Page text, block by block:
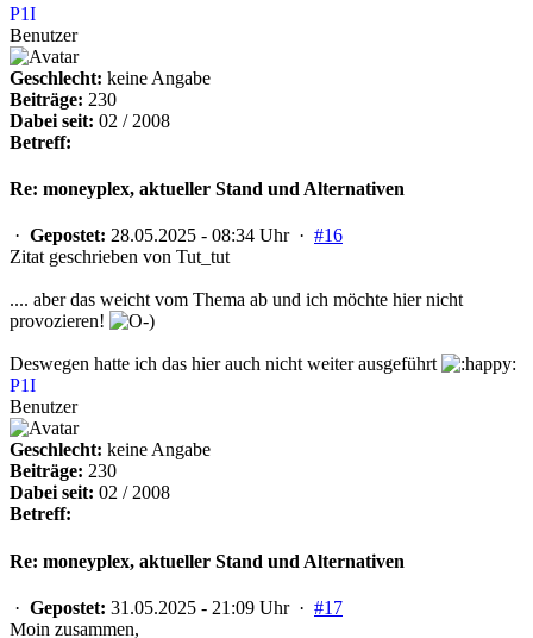
P1I
Benutzer
Geschlecht: keine Angabe
Beiträge: 230
Dabei seit: 02 / 2008
Betreff:
Re: moneyplex, aktueller Stand und Alternativen
· Gepostet: 28.05.2025 - 08:34 Uhr · #16
Zitat geschrieben von Tut_tut
.... aber das weicht vom Thema ab und ich möchte hier nicht
provozieren!
Deswegen hatte ich das hier auch nicht weiter ausgeführt
P1I
Benutzer
Geschlecht: keine Angabe
Beiträge: 230
Dabei seit: 02 / 2008
Betreff:
Re: moneyplex, aktueller Stand und Alternativen
· Gepostet: 31.05.2025 - 21:09 Uhr · #17
Moin zusammen,